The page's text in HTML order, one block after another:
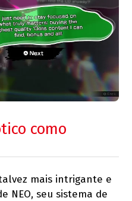
como
mais intrigante e
NEO, seu sistema de